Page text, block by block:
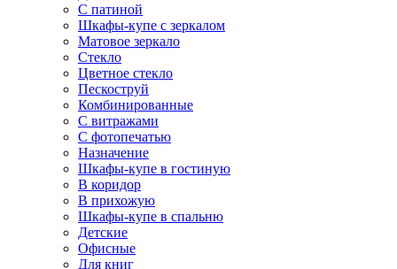
С патиной
Шкафы-купе с зеркалом
Матовое зеркало
Стекло
Цветное стекло
Пескоструй
Комбинированные
С витражами
С фотопечатью
Назначение
Шкафы-купе в гостиную
В коридор
В прихожую
Шкафы-купе в спальню
Детские
Офисные
Для книг